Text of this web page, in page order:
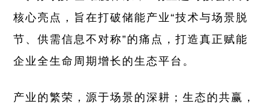
核心亮点，旨在打破储能产业“技术与场景脱
节、供需信息不对称”的痛点，打造真正赋能
企业全生命周期增长的生态平台。
产业的繁荣，源于场景的深耕；生态的共赢，